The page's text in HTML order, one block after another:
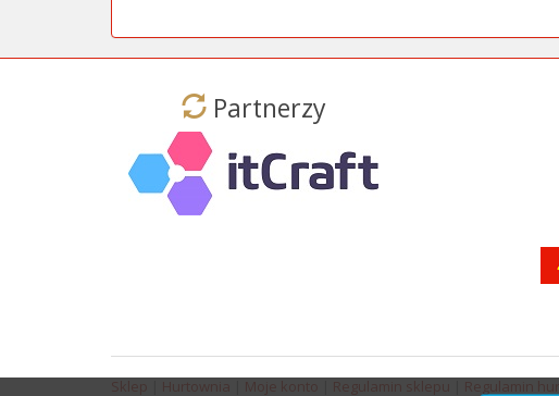
Partnerzy
Sklep Hurtownia Moje konto Regulamin sklepu Regulamin